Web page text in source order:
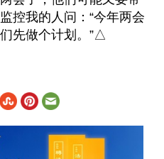
控我的人问：“今年两会